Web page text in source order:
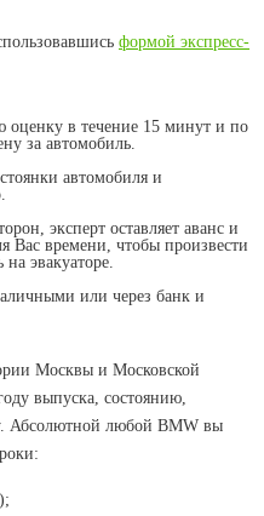
формой экспресс-
в течение 15 минут и по
за автомобиль.
автомобиля и
эксперт оставляет аванс и
Вас времени, чтобы произвести
эвакуаторе.
или через банк и
Москвы и Московской
выпуска, состоянию,
Абсолютной любой BMW вы